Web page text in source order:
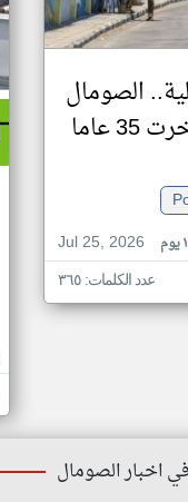
الصومال
Jul 25, 2026
عدد الكلمات: ٣٦٥
اخبار الصومال